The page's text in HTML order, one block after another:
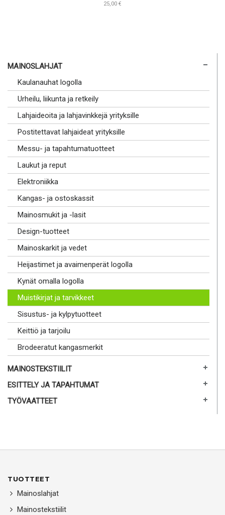
25,00 €
MAINOSLAHJAT
Kaulanauhat logolla
Urheilu, liikunta ja retkeily
Lahjaideoita ja lahjavinkkejä yrityksille
Postitettavat lahjaideat yrityksille
Messu- ja tapahtumatuotteet
Laukut ja reput
Elektroniikka
Kangas- ja ostoskassit
Mainosmukit ja -lasit
Design-tuotteet
Mainoskarkit ja vedet
Heijastimet ja avaimenperät logolla
Kynät omalla logolla
Muistikirjat ja tarvikkeet
Sisustus- ja kylpytuotteet
Keittiö ja tarjoilu
Brodeeratut kangasmerkit
MAINOSTEKSTIILIT
ESITTELY JA TAPAHTUMAT
TYÖVAATTEET
TUOTTEET
Mainoslahjat
Mainostekstiilit